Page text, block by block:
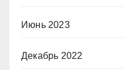
Июнь 2023
Декабрь 2022